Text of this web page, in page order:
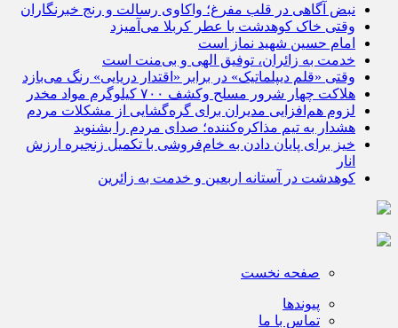
نبض آگاهی در قلب مفرغ؛ واکاوی رسالت و رنج خبرنگاران
وقتی خاک کوهدشت با عطر کربلا می‌آمیزد
امام حسین شهید نماز است
خدمت به زائران، توفیق الهی و بی‌منت است
وقتی «قلم دیپلماتیک» در برابر «اقتدار دریایی» رنگ می‌بازد
هلاکت چهار شرور مسلح وکشف ۷۰۰ کیلوگرم مواد مخدر
لزوم هم‌افزایی مدیران برای گره‌گشایی از مشکلات مردم
هشدار به تیم مذاکره‌کننده؛ صدای مردم را بشنوید
خیز برای پایان دادن به خام‌فروشی با تکمیل زنجیره ارزش
انار
کوهدشت در آستانه اربعین و خدمت‌ به زائرین
صفحه نخست
پیوندها
تماس با ما